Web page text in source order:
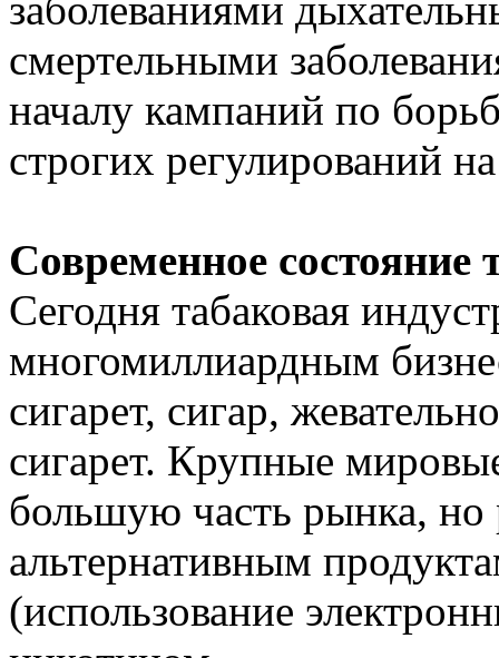
заболеваниями
смертельными
началу кампаний по
строгих регулирований
Современное состояние
Сегодня табаковая
многомиллиардным
сигарет, сигар,
сигарет. Крупные
большую часть рынка, но
альтернативным
(использование